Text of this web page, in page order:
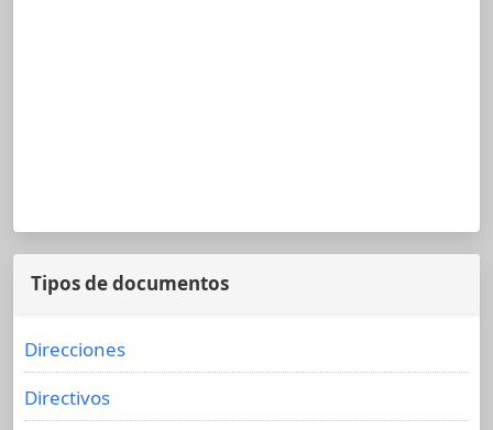
Tipos de documentos
Direcciones
Directivos